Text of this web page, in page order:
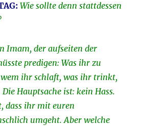
Wie sollte denn stattdessen
Imam, der aufseiten der
predigen: Was ihr zu
ihr schlaft, was ihr trinkt,
Die Hauptsache ist: kein Hass.
dass ihr mit euren
umgeht. Aber welche